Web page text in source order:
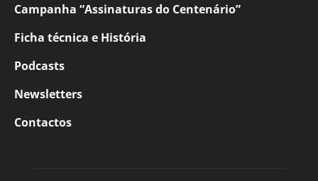
Campanha “Assinaturas do Centenário”
Ficha técnica e História
Podcasts
Newsletters
Contactos